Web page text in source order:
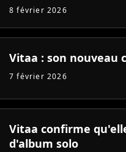
8 février 2026
Vitaa : son nouveau
7 février 2026
Vitaa confirme
d'album solo